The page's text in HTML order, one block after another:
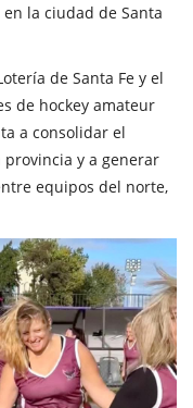
en la ciudad de Santa
de Santa Fe y el
de hockey amateur
a consolidar el
y a generar
equipos del norte,